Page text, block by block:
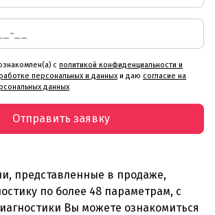
с политикой конфиденциальности и
персональных и данных и даю согласие на
данных
Отправить заявку
представленные в продаже,
по более 48 параметрам, с
Вы можете ознакомиться